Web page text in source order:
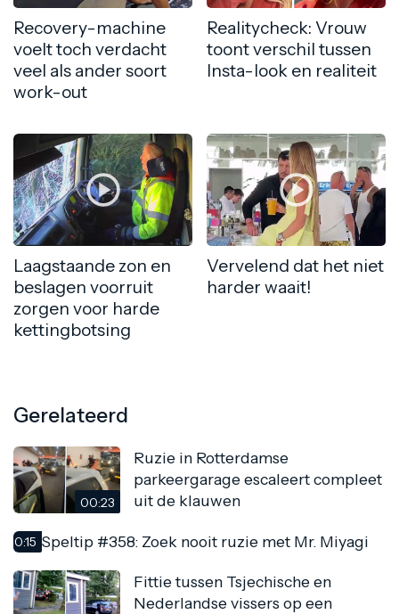
Recovery-machine
voelt toch verdacht
veel als ander soort
work-out
Realitycheck: Vrouw
toont verschil tussen
Insta-look en realiteit
Laagstaande zon en
beslagen voorruit
zorgen voor harde
kettingbotsing
Vervelend dat het niet
harder waait!
Gerelateerd
00:23
Ruzie in Rotterdamse
parkeergarage escaleert compleet
uit de klauwen
00:15 Speltip #358: Zoek nooit ruzie met Mr. Miyagi
Fittie tussen Tsjechische en
Nederlandse vissers op een